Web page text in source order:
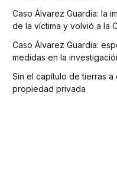
Caso Álvarez Guardia: la
de la víctima y volvió a la
Caso Álvarez Guardia:
medidas en la
Sin el capítulo de tierras
propiedad privada